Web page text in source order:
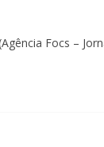
Focs –